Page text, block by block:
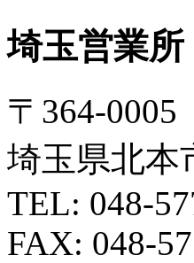
埼玉営業所
〒364-0005
埼玉県北本
TEL: 048-
FAX: 048-